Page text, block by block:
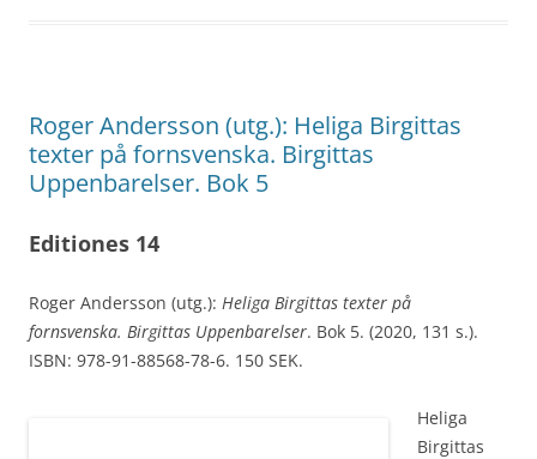
Roger Andersson (utg.): Heliga Birgittas
texter på fornsvenska. Birgittas
Uppenbarelser. Bok 5
Editiones 14
Roger Andersson (utg.): Heliga Birgittas texter på
fornsvenska. Birgittas Uppenbarelser. Bok 5. (2020, 131 s.).
ISBN: 978-91-88568-78-6. 150 SEK.
Heliga
Birgittas